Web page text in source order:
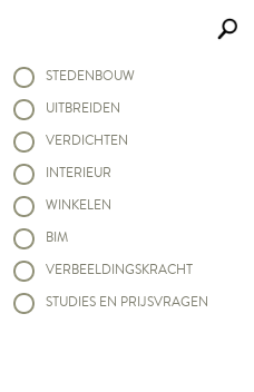
STEDENBOUW
UITBREIDEN
VERDICHTEN
INTERIEUR
WINKELEN
BIM
VERBEELDINGSKRACHT
STUDIES EN PRIJSVRAGEN